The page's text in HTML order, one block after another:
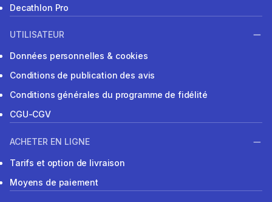
Decathlon Pro
UTILISATEUR
Données personnelles & cookies
Conditions de publication des avis
Conditions générales du programme de fidélité
CGU-CGV
ACHETER EN LIGNE
Tarifs et option de livraison
Moyens de paiement